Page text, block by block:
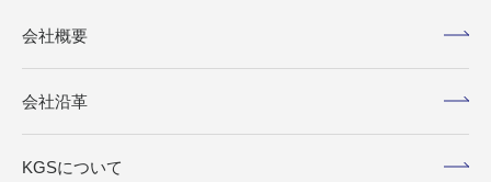
会社概要
会社沿革
KGSについて